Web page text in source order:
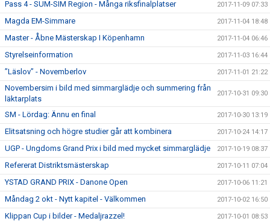
Pass 4 - SUM-SIM Region - Många riksfinalplatser 2017-11-09 07:33
Magda EM-Simmare 2017-11-04 18:48
Master - Åbne Mästerskap I Köpenhamn 2017-11-04 06:46
Styrelseinformation 2017-11-03 16:44
”Läslov” - Novemberlov 2017-11-01 21:22
Novembersim i bild med simmarglädje och summering från
läktarplats
2017-10-31 09:30
SM - Lördag: Ännu en final 2017-10-30 13:19
Elitsatsning och högre studier går att kombinera 2017-10-24 14:17
UGP - Ungdoms Grand Prix i bild med mycket simmarglädje 2017-10-19 08:37
Refererat Distriktsmästerskap 2017-10-11 07:04
YSTAD GRAND PRIX - Danone Open 2017-10-06 11:21
Måndag 2 okt - Nytt kapitel - Välkommen 2017-10-02 16:50
Klippan Cup i bilder - Medaljrazzel! 2017-10-01 08:53